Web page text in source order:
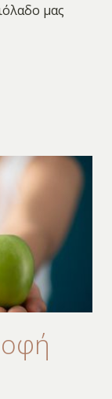
μας